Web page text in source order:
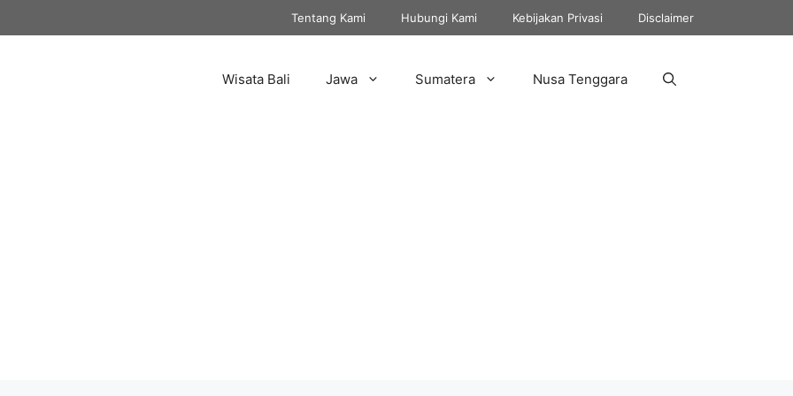
Tentang Kami Hubungi Kami Kebijakan Privasi Disclaimer
Wisata Bali Jawa Sumatera Nusa Tenggara